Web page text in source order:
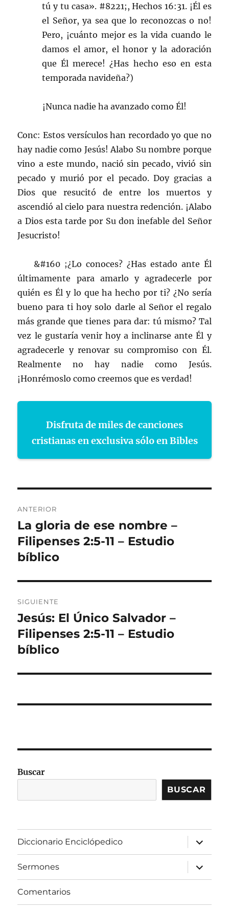
tú y tu casa». #8221;, Hechos 16:31. ¡Él es
el Señor, ya sea que lo reconozcas o no!
Pero, ¡cuánto mejor es la vida cuando le
damos el amor, el honor y la adoración
que Él merece! ¿Has hecho eso en esta
temporada navideña?)
¡Nunca nadie ha avanzado como Él!
Conc: Estos versículos han recordado yo que no
hay nadie como Jesús! Alabo Su nombre porque
vino a este mundo, nació sin pecado, vivió sin
pecado y murió por el pecado. Doy gracias a
Dios que resucitó de entre los muertos y
ascendió al cielo para nuestra redención. ¡Alabo
a Dios esta tarde por Su don inefable del Señor
Jesucristo!
&#160 ;¿Lo conoces? ¿Has estado ante Él
últimamente para amarlo y agradecerle por
quién es Él y lo que ha hecho por ti? ¿No sería
bueno para ti hoy solo darle al Señor el regalo
más grande que tienes para dar: tú mismo? Tal
vez le gustaría venir hoy a inclinarse ante Él y
agradecerle y renovar su compromiso con Él.
Realmente no hay nadie como Jesús.
¡Honrémoslo como creemos que es verdad!
Disfruta de miles de canciones
cristianas en exclusiva sólo en Bibles
de
entradas
ANTERIOR
Entrada
anterior:
La gloria de ese nombre –
Filipenses 2:5-11 – Estudio
bíblico
SIGUIENTE
Entrada
siguiente:
Jesús: El Único Salvador –
Filipenses 2:5-11 – Estudio
bíblico
Buscar
BUSCAR
Diccionario Enciclópedico
expandir
el
menú
inferior
Sermones
expandir
el
menú
Comentarios